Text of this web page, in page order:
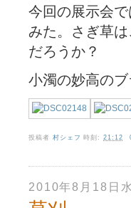
今回の展示会
みた。さぎ草
だろうか？
小濁の妙高の
投稿者 村シェフ 時刻:21:12
2010年8月18日